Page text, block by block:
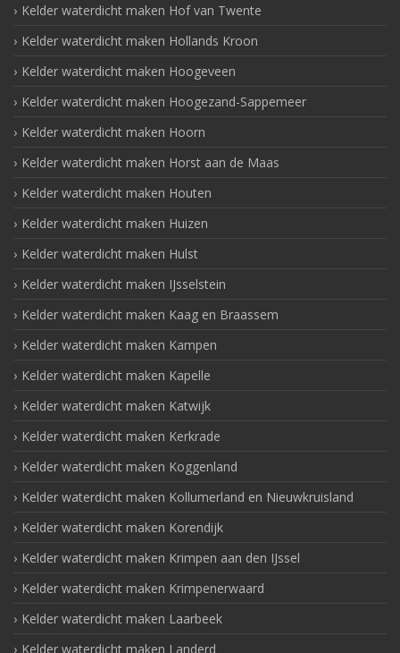
Kelder waterdicht maken Hof van Twente
Kelder waterdicht maken Hollands Kroon
Kelder waterdicht maken Hoogeveen
Kelder waterdicht maken Hoogezand-Sappemeer
Kelder waterdicht maken Hoorn
Kelder waterdicht maken Horst aan de Maas
Kelder waterdicht maken Houten
Kelder waterdicht maken Huizen
Kelder waterdicht maken Hulst
Kelder waterdicht maken IJsselstein
Kelder waterdicht maken Kaag en Braassem
Kelder waterdicht maken Kampen
Kelder waterdicht maken Kapelle
Kelder waterdicht maken Katwijk
Kelder waterdicht maken Kerkrade
Kelder waterdicht maken Koggenland
Kelder waterdicht maken Kollumerland en Nieuwkruisland
Kelder waterdicht maken Korendijk
Kelder waterdicht maken Krimpen aan den IJssel
Kelder waterdicht maken Krimpenerwaard
Kelder waterdicht maken Laarbeek
Kelder waterdicht maken Landerd